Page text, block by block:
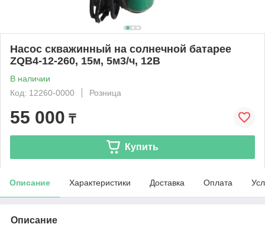
Насос скважинный на солнечной батарее
ZQB4-12-260, 15м, 5м3/ч, 12В
В наличии
Код: 12260-0000
Розница
55 000 ₸
Купить
Описание Характеристики Доставка Оплата
Описание